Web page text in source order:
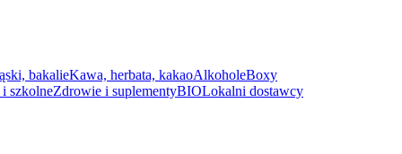
bakalieKawa, herbata, kakaoAlkoholeBoxy
szkolneZdrowie i suplementyBIOLokalni dostawcy